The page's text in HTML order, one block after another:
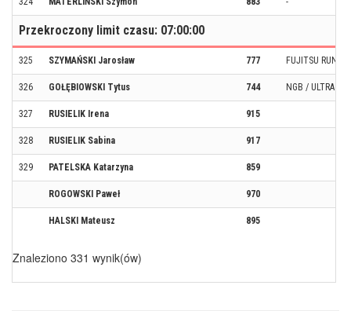
Przekroczony limit czasu: 07:00:00
325 SZYMAŃSKI Jarosław 777 FUJITSU
326 GOŁĘBIOWSKI Tytus 744 NGB / ULTRA
327 RUSIELIK Irena 915
328 RUSIELIK Sabina 917
329 PATELSKA Katarzyna 859
ROGOWSKI Paweł 970
HALSKI Mateusz 895
Znaleziono 331 wynik(ów)